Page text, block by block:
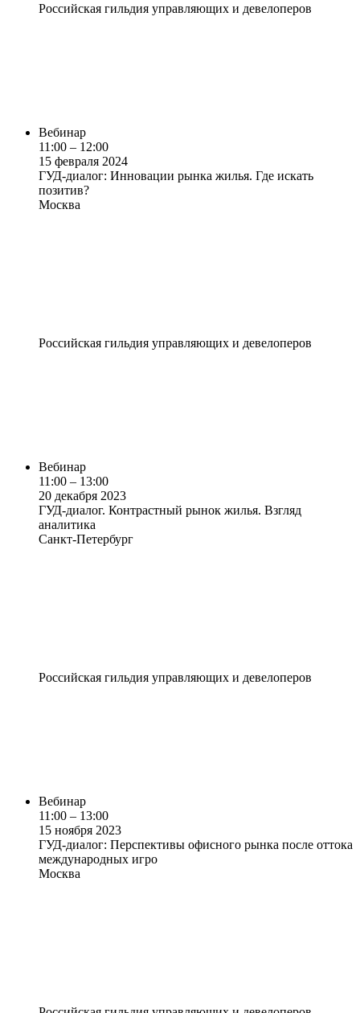
Российская гильдия управляющих и девелоперов
Вебинар
11:00 – 12:00
15 февраля 2024
ГУД-диалог: Инновации рынка жилья. Где искать
позитив?
Москва
Российская гильдия управляющих и девелоперов
Вебинар
11:00 – 13:00
20 декабря 2023
ГУД-диалог. Контрастный рынок жилья. Взгляд
аналитика
Санкт-Петербург
Российская гильдия управляющих и девелоперов
Вебинар
11:00 – 13:00
15 ноября 2023
ГУД-диалог: Перспективы офисного рынка после оттока
международных игро
Москва